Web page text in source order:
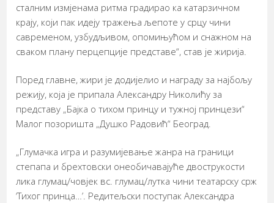
сталним измјенама ритма градирао ка катарзичном
крају, који пак идеју тражења љепоте у срцу чини
савременом, узбудљивом, опомињућом и снажном на
сваком плану перцепције представе“, став је жирија.
Поред главне, жири је додијелио и награду за најбољу
режију, која је припала Александру Николићу за
представу „Бајка о тихом принцу и тужној принцези“
Малог позоришта „Душко Радовић“ Београд.
„Глумачка игра и разумијевање жанра на граници
степапа и брехтовски онеобичавајуће двострукости
лика глумац/човјек вс. глумац/лутка чини театарску срж
‘Тихог принца…’. Редитељски поступак Александра